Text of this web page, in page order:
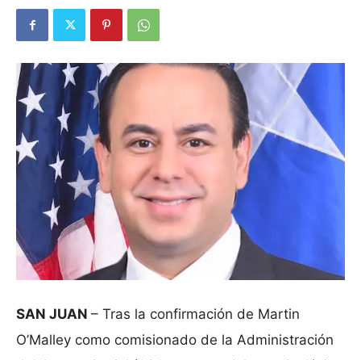
SAN JUAN – Tras la confirmación de Martin
O’Malley como comisionado de la Administración